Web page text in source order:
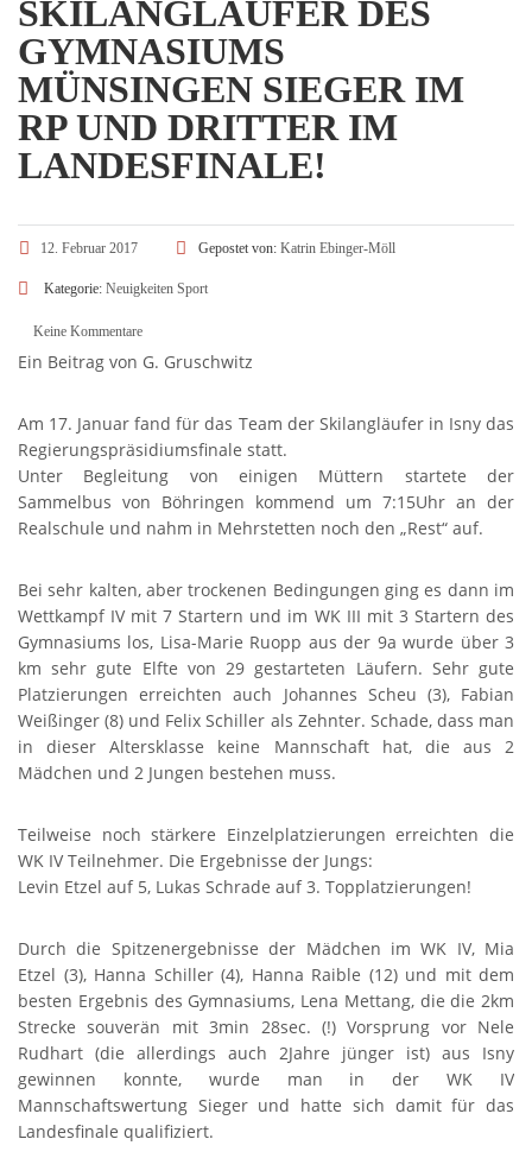
SKILANGLÄUFER DES
GYMNASIUMS
MÜNSINGEN SIEGER IM
RP UND DRITTER IM
LANDESFINALE!
12. Februar 2017 Gepostet von: Katrin Ebinger-Möll
Kategorie: Neuigkeiten Sport
Keine Kommentare
Ein Beitrag von G. Gruschwitz
Am 17. Januar fand für das Team der Skilangläufer in Isny das
Regierungspräsidiumsfinale statt.
Unter Begleitung von einigen Müttern startete der
Sammelbus von Böhringen kommend um 7:15Uhr an der
Realschule und nahm in Mehrstetten noch den „Rest“ auf.
Bei sehr kalten, aber trockenen Bedingungen ging es dann im
Wettkampf IV mit 7 Startern und im WK III mit 3 Startern des
Gymnasiums los, Lisa-Marie Ruopp aus der 9a wurde über 3
km sehr gute Elfte von 29 gestarteten Läufern. Sehr gute
Platzierungen erreichten auch Johannes Scheu (3), Fabian
Weißinger (8) und Felix Schiller als Zehnter. Schade, dass man
in dieser Altersklasse keine Mannschaft hat, die aus 2
Mädchen und 2 Jungen bestehen muss.
Teilweise noch stärkere Einzelplatzierungen erreichten die
WK IV Teilnehmer. Die Ergebnisse der Jungs:
Levin Etzel auf 5, Lukas Schrade auf 3. Topplatzierungen!
Durch die Spitzenergebnisse der Mädchen im WK IV, Mia
Etzel (3), Hanna Schiller (4), Hanna Raible (12) und mit dem
besten Ergebnis des Gymnasiums, Lena Mettang, die die 2km
Strecke souverän mit 3min 28sec. (!) Vorsprung vor Nele
Rudhart (die allerdings auch 2Jahre jünger ist) aus Isny
gewinnen konnte, wurde man in der WK IV
Mannschaftswertung Sieger und hatte sich damit für das
Landesfinale qualifiziert.